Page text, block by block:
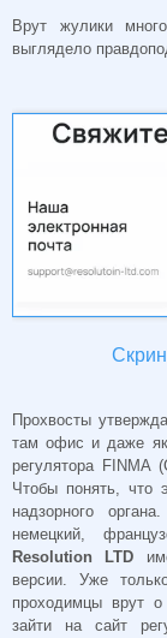
Врут жулики
выглядело
Прохвосты
там офис и даже
регулятора FINMA
Чтобы понять, что
надзорного
немецкий,
Resolution LTD
версии. Уже
проходимцы врут
зайти на сайт